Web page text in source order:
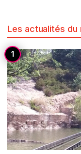
Les actualités du